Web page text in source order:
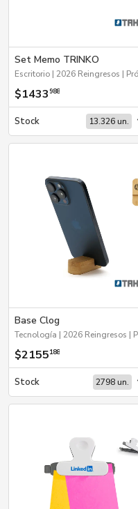
Set Memo TRINKO
$1433 988
Stock 13.326 un.
Base Clog
$2155188
Stock 2798 un.